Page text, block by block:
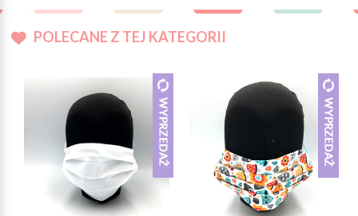
POLECANE Z TEJ KATEGORII